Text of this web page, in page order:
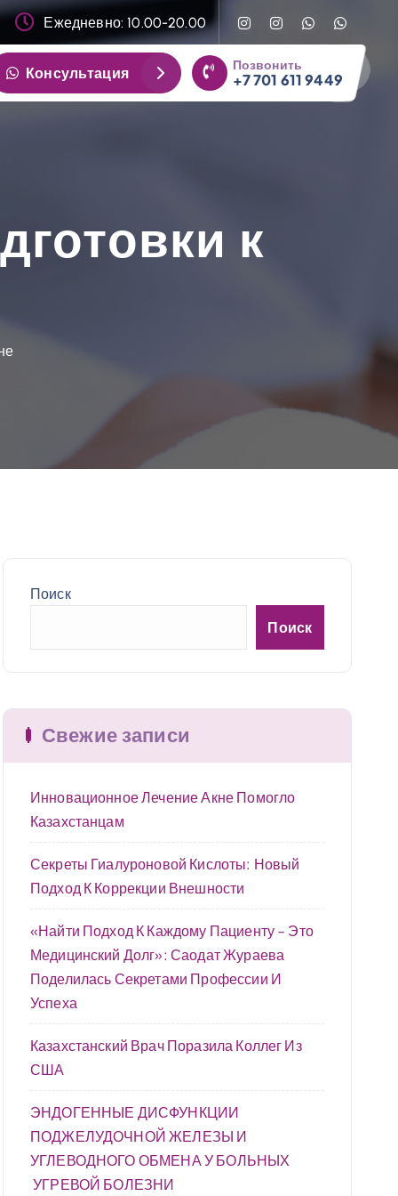
Ежедневно: 10.00-20.00
Консультация Позвонить
+7 701 611 9449
к
Поиск
Поиск
Свежие записи
Инновационное Лечение Акне Помогло
Казахстанцам
Секреты Гиалуроновой Кислоты: Новый
Подход К Коррекции Внешности
«Найти Подход К Каждому Пациенту – Это
Медицинский Долг»: Саодат Жураева
Поделилась Секретами Профессии И
Успеха
Казахстанский Врач Поразила Коллег Из
США
ЭНДОГЕННЫЕ ДИСФУНКЦИИ
ПОДЖЕЛУДОЧНОЙ ЖЕЛЕЗЫ И
УГЛЕВОДНОГО ОБМЕНА У БОЛЬНЫХ
УГРЕВОЙ БОЛЕЗНИ